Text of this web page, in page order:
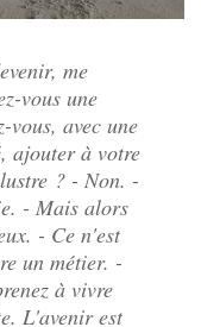
me
vous une
vous, avec une
ajouter à votre
? - Non. -
- Mais alors
- Ce n'est
un métier. -
à vivre
L'avenir est